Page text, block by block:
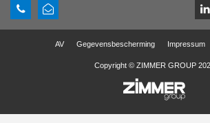
AV Gegevensbescherming Impressum
Copyright © ZIMMER GROUP